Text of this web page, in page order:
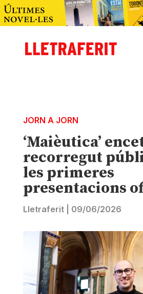
JORN A JORN
‘Maièutica’
recorregut
les primeres
presentacions
Lletraferit| 09/06/2026